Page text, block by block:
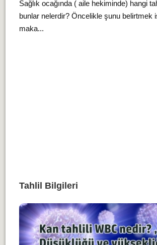
Sağlık ocağında ( aile hekiminde) hangi
bunlar nelerdir? Öncelikle şunu belirtmek
maka...
Tahlil Bilgileri